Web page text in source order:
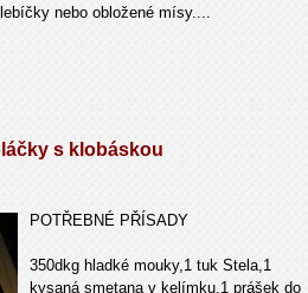
nebo obložené mísy....
s klobáskou
POTŘEBNÉ PŘÍSADY
350dkg hladké mouky,1 tuk Stela,1
kysaná smetana v kelímku,1 prášek do